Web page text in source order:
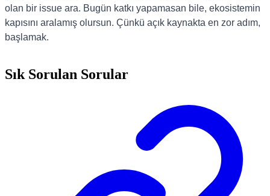
olan bir issue ara. Bugün katkı yapamasan bile, ekosistemin
kapısını aralamış olursun. Çünkü açık kaynakta en zor adım,
başlamak.
Sık Sorulan Sorular